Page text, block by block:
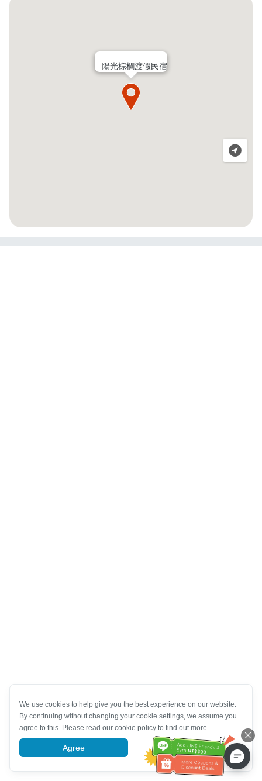
陽光棕櫚渡假民宿
We use cookies to help give you the best experience on our website.
By continuing without changing your cookie settings, we assume you
agree to this. Please read our cookie policy to find out more.
Agree More information